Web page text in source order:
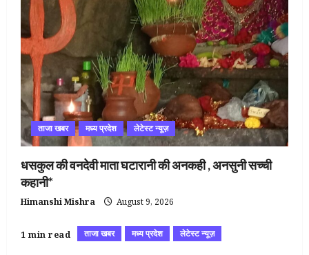
ताजा खबर मध्य प्रदेश लेटेस्ट न्यूज़
धसकुल की वनदेवी माता घटारानी की अनकही , अनसुनी सच्ची
कहानी*
Himanshi Mishra August 9, 2026
1 min read ताजा खबर मध्य प्रदेश लेटेस्ट न्यूज़